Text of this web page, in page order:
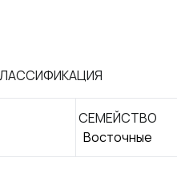
СЕМЕЙСТВО
Восточные